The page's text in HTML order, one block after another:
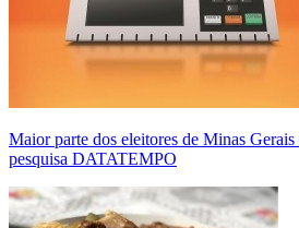
Maior parte dos eleitores de Minas
pesquisa DATATEMPO